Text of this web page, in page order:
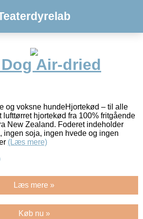
Air-dried
og voksne hundeHjortekød – til alle
lufttørret hjortekød fra 100% fritgående
New Zealand. Foderet indeholder
ingen soja, ingen hvede og ingen
(Læs mere)
Læs mere »
Køb nu »